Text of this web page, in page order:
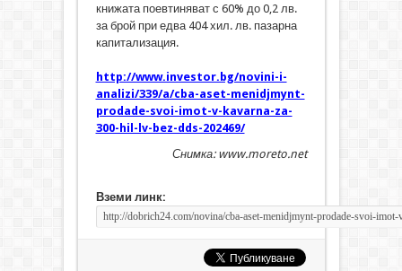
книжата поевтиняват с 60% до 0,2 лв.
за брой при едва 404 хил. лв. пазарна
капитализация.
http://www.investor.bg/novini-i-
analizi/339/a/cba-aset-menidjmynt-
prodade-svoi-imot-v-kavarna-za-
300-hil-lv-bez-dds-202469/
Снимка: www.moreto.net
Вземи линк: